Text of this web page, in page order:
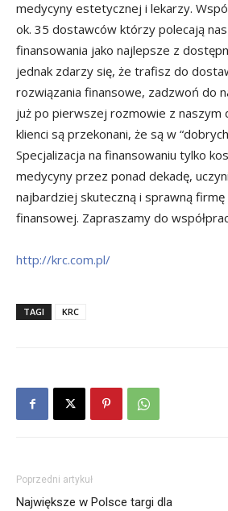
medycyny estetycznej i lekarzy.
ok. 35 dostawców którzy polecają
finansowania jako najlepsze z
jednak zdarzy się, że trafisz do
rozwiązania finansowe, zadzwoń do
już po pierwszej rozmowie z naszym
klienci są przekonani, że są w
Specjalizacja na finansowaniu tylko
medycyny przez ponad dekadę,
najbardziej skuteczną i sprawną firmę
finansowej. Zapraszamy do
http://krc.com.pl/
TAGI KRC
Poprzedni artykuł
Największe w Polsce targi dla